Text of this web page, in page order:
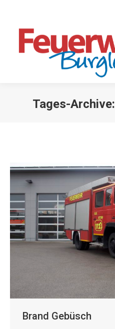
Tages-Archive:
Brand Gebüsch